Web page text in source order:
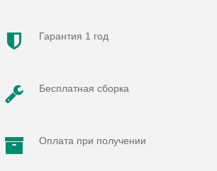
Гарантия 1 год
Бесплатная сборка
Оплата при получении